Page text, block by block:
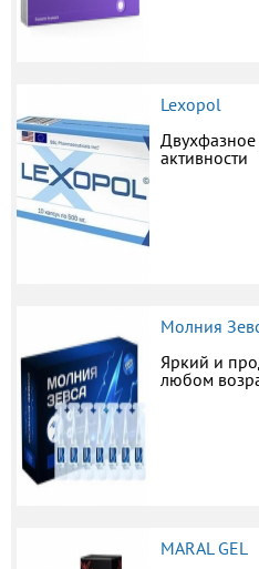
Lexopol
Двухфазное
активности
Молния
Яркий и
любом
MARAL GEL